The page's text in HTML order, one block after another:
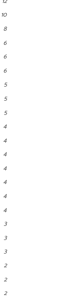
10
8
6
6
6
5
5
5
4
4
4
4
4
4
4
3
3
3
2
2
2